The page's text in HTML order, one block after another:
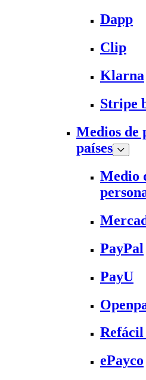
Dapp
Clip
Klarna
Stripe
Medios de
países
Medio
PayPal
PayU
Refácil
ePayco